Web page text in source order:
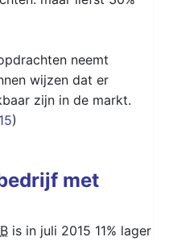
neemt
wijzen dat er
zijn in de markt.
)
met
is in juli 2015 11% lager